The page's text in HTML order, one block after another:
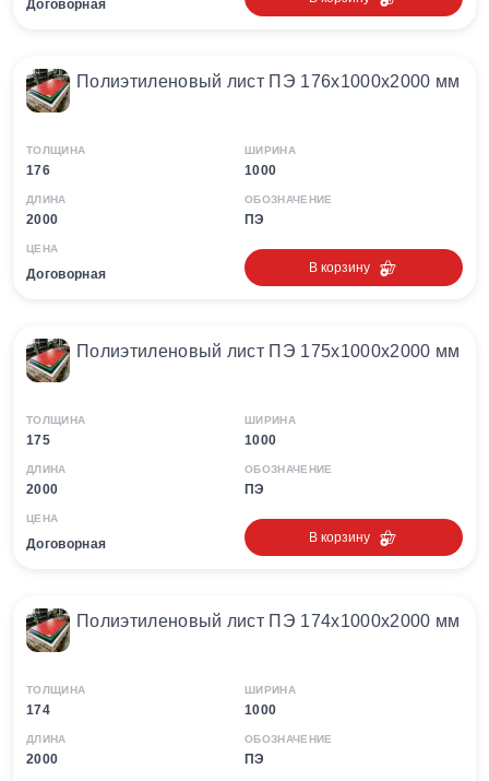
Договорная
Полиэтиленовый лист ПЭ 176х1000х2000 мм
ТОЛЩИНА
176
ШИРИНА
1000
ДЛИНА
2000
ОБОЗНАЧЕНИЕ
ПЭ
ЦЕНА
Договорная В корзину
Полиэтиленовый лист ПЭ 175х1000х2000 мм
ТОЛЩИНА
175
ШИРИНА
1000
ДЛИНА
2000
ОБОЗНАЧЕНИЕ
ПЭ
ЦЕНА
Договорная В корзину
Полиэтиленовый лист ПЭ 174х1000х2000 мм
ТОЛЩИНА
174
ШИРИНА
1000
ДЛИНА
2000
ОБОЗНАЧЕНИЕ
ПЭ